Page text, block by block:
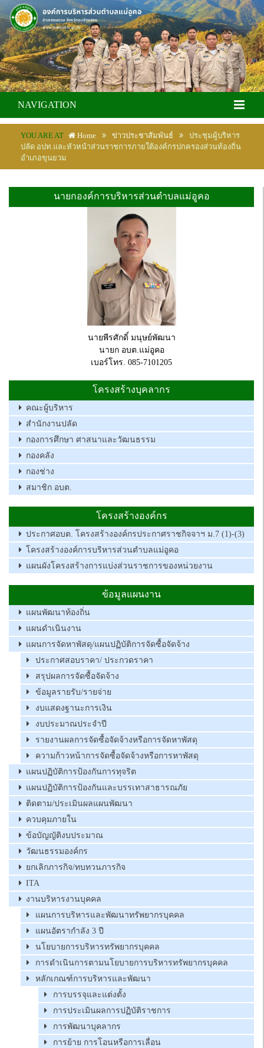
NAVIGATION
YOU ARE AT Home ข่าวประชาสัมพันธ์
ประชุมผู้บริหาร
ปลัด อปท.และหัวหน้าส่วนราชการภายใต้องค์กรปกครองส่วนท้องถิ่น
อำเภอขุนยวม
นายกองค์การบริหารส่วนตำบลแม่อูคอ
นายพีรศักดิ์ มนุษย์พัฒนา
นายก อบต.แม่อูคอ
เบอร์โทร. 085-7101205
โครงสร้างบุคลากร
คณะผู้บริหาร
สำนักงานปลัด
กองการศึกษา ศาสนาและวัฒนธรรม
กองคลัง
กองช่าง
สมาชิก อบต.
โครงสร้างองค์กร
ประกาศอบต. โครงสร้างองค์กรประกาศราชกิจจาฯ ม.7 (1)-(3)
โครงสร้างองค์การบริหารส่วนตำบลแม่อูคอ
แผนผังโครงสร้างการแบ่งส่วนราชการของหน่วยงาน
ข้อมูลแผนงาน
แผนพัฒนาท้องถิ่น
แผนดำเนินงาน
แผนการจัดหาพัสดุ/แผนปฏิบัติการจัดซื้อจัดจ้าง
ประกาศสอบราคา/ ประกวดราคา
สรุปผลการจัดซื้อจัดจ้าง
ข้อมูลรายรับ/รายจ่าย
งบแสดงฐานะการเงิน
งบประมาณประจำปี
รายงานผลการจัดซื้อจัดจ้างหรือการจัดหาพัสดุ
ความก้าวหน้าการจัดซื้อจัดจ้างหรือการหาพัสดุ
แผนปฏิบัติการป้องกันการทุจริต
แผนปฏิบัติการป้องกันและบรรเทาสาธารณภัย
ติดตาม/ประเมินผลแผนพัฒนา
ควบคุมภายใน
ข้อบัญญัติงบประมาณ
วัฒนธรรมองค์กร
ยกเลิกภารกิจ/ทบทวนภารกิจ
ITA
งานบริหารงานบุคคล
แผนการบริหารและพัฒนาทรัพยากรบุคคล
แผนอัตรากำลัง 3 ปี
นโยบายการบริหารทรัพยากรบุคคล
การดำเนินการตามนโยบายการบริหารทรัพยากรบุคคล
หลักเกณฑ์การบริหารและพัฒนา
การบรรจุและแต่งตั้ง
การประเมินผลการปฏิบัติราชการ
การพัฒนาบุคลากร
การย้าย การโอนหรือการเลื่อน